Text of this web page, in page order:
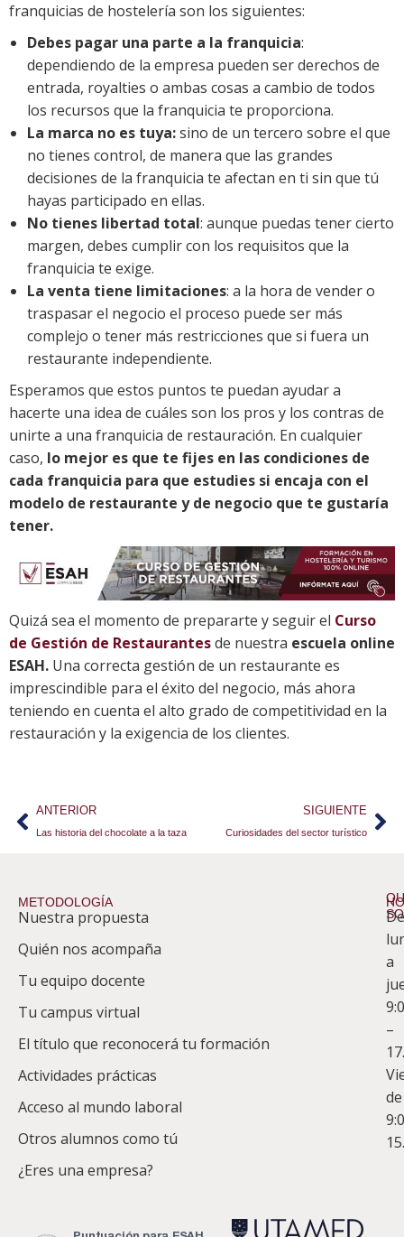
franquicias de hostelería son los siguientes:
Debes pagar una parte a la franquicia:
dependiendo de la empresa pueden ser derechos de
entrada, royalties o ambas cosas a cambio de todos
los recursos que la franquicia te proporciona.
La marca no es tuya:sino de un tercero sobre el que
no tienes control, de manera que las grandes
decisiones de la franquicia te afectan en ti sin que tú
hayas participado en ellas.
No tienes libertad total: aunque puedas tener cierto
margen, debes cumplir con los requisitos que la
franquicia te exige.
La venta tiene limitaciones: a la hora de vender o
traspasar el negocio el proceso puede ser más
complejo o tener más restricciones que si fuera un
restaurante independiente.
Esperamos que estos puntos te puedan ayudar a
hacerte una idea de cuáles son los pros y los contras de
unirte a una franquicia de restauración. En cualquier
caso, lo mejor es que te fijes en las condiciones de
cada franquicia para que estudies si encaja con el
modelo de restaurante y de negocio que te gustaría
tener.
Quizá sea el momento de prepararte y seguir el Curso
de Gestión de Restaurantesde nuestra escuela online
ESAH. Una correcta gestión de un restaurante es
imprescindible para el éxito del negocio, más ahora
teniendo en cuenta el alto grado de competitividad en la
restauración y la exigencia de los clientes.
ANTERIOR
Las historia del chocolate a la taza
SIGUIENTE
Curiosidades del sector turístico
METODOLOGÍA
Nuestra propuesta
Quién nos acompaña
Tu equipo docente
Tu campus virtual
El título que reconocerá tu formación
Actividades prácticas
Acceso al mundo laboral
Otros alumnos como tú
¿Eres una empresa?
Te
De
a
–
de